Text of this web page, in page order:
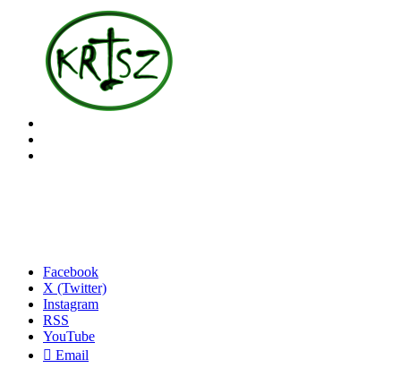
Facebook
X (Twitter)
Instagram
RSS
YouTube
Email